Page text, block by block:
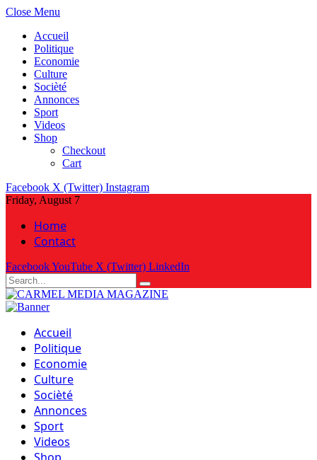
Close Menu
Accueil
Politique
Economie
Culture
Socièté
Annonces
Sport
Videos
Shop
Checkout
Cart
Facebook X (Twitter) Instagram
Friday, August 7
Home
Contact
FacebookYouTube X (Twitter) LinkedIn
Accueil
Politique
Economie
Culture
Socièté
Annonces
Sport
Videos